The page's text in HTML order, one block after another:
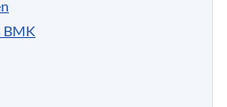
BMK